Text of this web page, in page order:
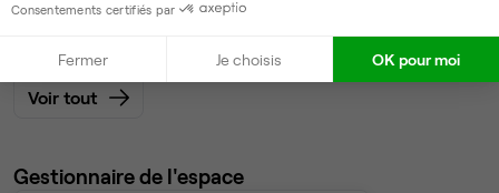
6 240 €
Voir tout
Gestionnaire de l'espace
Consentements certifiés par
Fermer Je choisis OK pour moi